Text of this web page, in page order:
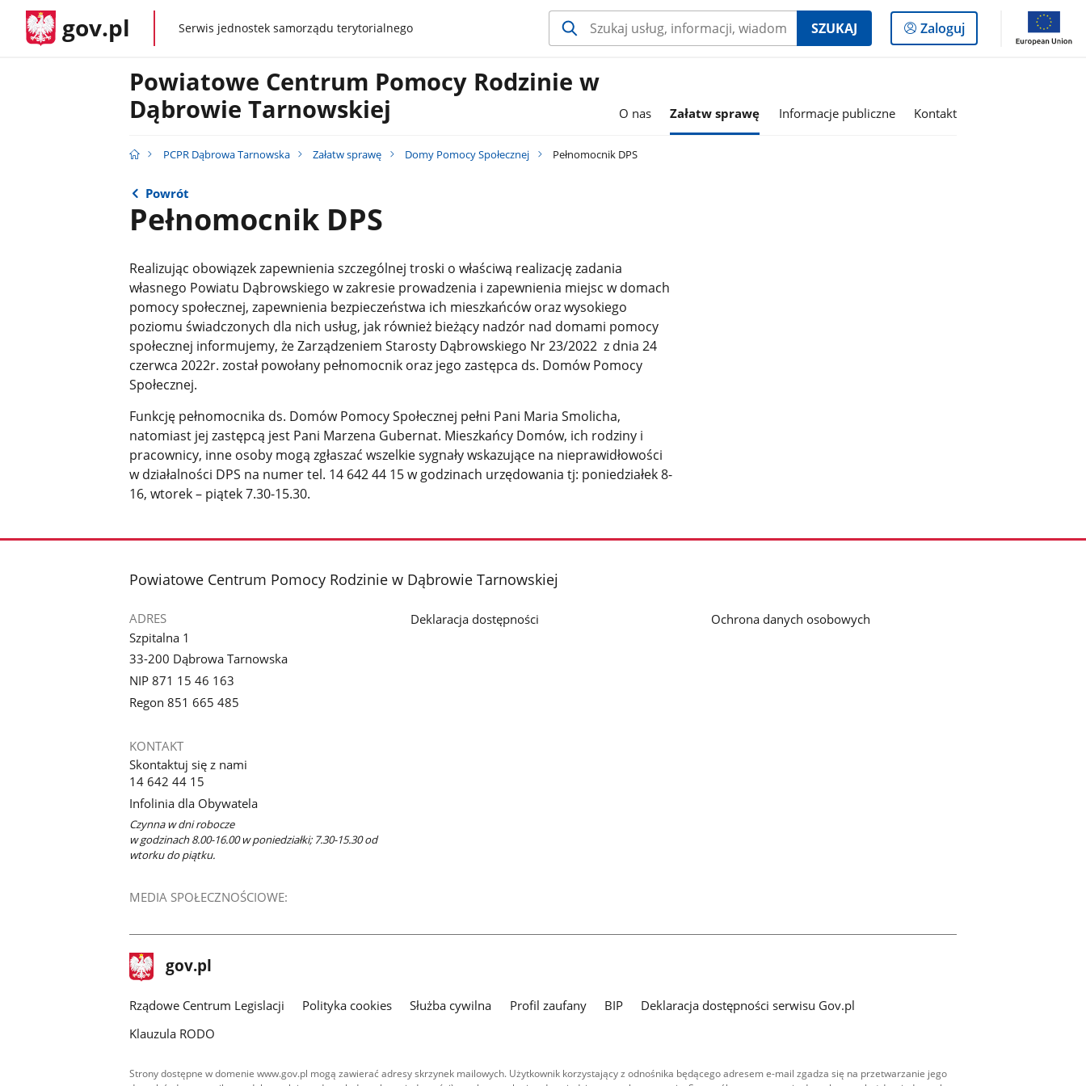
gov.pl gov.plSerwis jednostek samorządu terytorialnego SZUKAJ
Logowanie
do
Zaloguj
Powiatowe Centrum Pomocy Rodzinie w
Dąbrowie Tarnowskiej
O nas Załatw sprawę Informacje publiczne Kontakt
PCPR Dąbrowa Tarnowska Załatw sprawę Domy Pomocy Społecznej Pełnomocnik DPS
Powrót
Pełnomocnik DPS
Realizując obowiązek zapewnienia szczególnej troski o właściwą realizację zadania
własnego Powiatu Dąbrowskiego w zakresie prowadzenia i zapewnienia miejsc w domach
pomocy społecznej, zapewnienia bezpieczeństwa ich mieszkańców oraz wysokiego
poziomu świadczonych dla nich usług, jak również bieżący nadzór nad domami pomocy
społecznej informujemy, że Zarządzeniem Starosty Dąbrowskiego Nr 23/2022 z dnia 24
czerwca 2022r. został powołany pełnomocnik oraz jego zastępca ds. Domów Pomocy
Społecznej.
Funkcję pełnomocnika ds. Domów Pomocy Społecznej pełni Pani Maria Smolicha,
natomiast jej zastępcą jest Pani Marzena Gubernat. Mieszkańcy Domów, ich rodziny i
pracownicy, inne osoby mogą zgłaszać wszelkie sygnały wskazujące na nieprawidłowości
w działalności DPS na numer tel. 14 642 44 15 w godzinach urzędowania tj: poniedziałek 8-
16, wtorek – piątek 7.30-15.30.
stopka
Powiatowe Centrum Pomocy Rodzinie w Dąbrowie Tarnowskiej
ADRES
Szpitalna 1
33-200 Dąbrowa Tarnowska
NIP 871 15 46 163
Regon 851 665 485
KONTAKT
Skontaktuj się z nami
14 642 44 15
Infolinia dla Obywatela
Czynna w dni robocze
w godzinach 8.00-16.00 w poniedziałki; 7.30-15.30 od
wtorku do piątku.
MEDIA SPOŁECZNOŚCIOWE:
Deklaracja dostępności Ochrona danych osobowych
stopka
gov.pl Strona
gov.pl
Rządowe Centrum Legislacji Polityka cookies Służba cywilna Profil zaufany BIP
Deklaracja dostępności serwisu Gov.pl
Klauzula RODO
Strony dostępne w domenie www.gov.pl mogą zawierać adresy skrzynek mailowych. Użytkownik korzystający z odnośnika będącego adresem e-mail zgadza się na przetwarzanie jego